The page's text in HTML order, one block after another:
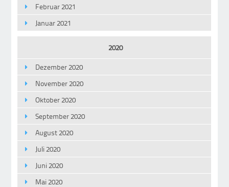
Februar 2021
Januar 2021
2020
Dezember 2020
November 2020
Oktober 2020
September 2020
August 2020
Juli 2020
Juni 2020
Mai 2020